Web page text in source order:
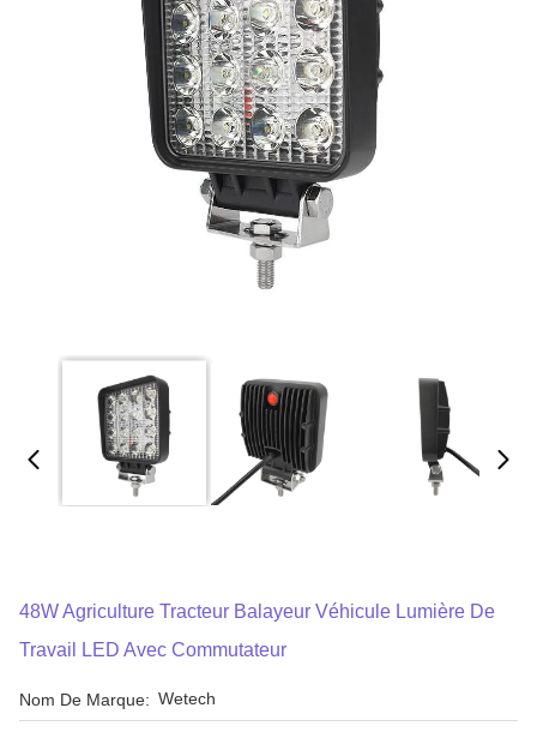
48W Agriculture Tracteur Balayeur Véhicule Lumière De
Travail LED Avec Commutateur
Nom De Marque: Wetech